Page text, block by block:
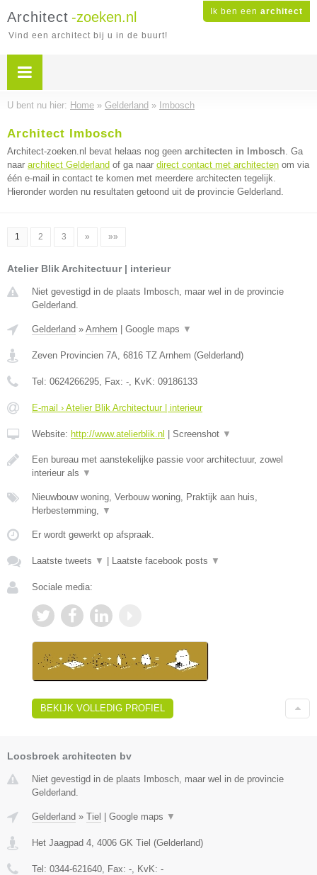
Ik ben een architect
Architect -zoeken.nl
Vind een architect bij u in de buurt!
U bent nu hier: Home » Gelderland » Imbosch
Architect Imbosch
Architect-zoeken.nl bevat helaas nog geen architecten in Imbosch. Ga
naar architect Gelderland of ga naar direct contact met architecten om via
één e-mail in contact te komen met meerdere architecten tegelijk.
Hieronder worden nu resultaten getoond uit de provincie Gelderland.
1 2 3 » »»
Atelier Blik Architectuur | interieur
Niet gevestigd in de plaats Imbosch, maar wel in de provincie
Gelderland.
Gelderland » Arnhem Google maps ▼
Zeven Provincien 7A, 6816 TZ Arnhem (Gelderland)
Tel: 0624266295, Fax: -, KvK: 09186133
E-mail › Atelier Blik Architectuur | interieur
Website: http://www.atelierblik.nl Screenshot ▼
Een bureau met aanstekelijke passie voor architectuur, zowel
interieur als ▼
Nieuwbouw woning, Verbouw woning, Praktijk aan huis,
Herbestemming, ▼
Er wordt gewerkt op afspraak.
Laatste tweets ▼ Laatste facebook posts ▼
Sociale media:
BEKIJK VOLLEDIG PROFIEL
Loosbroek architecten bv
Niet gevestigd in de plaats Imbosch, maar wel in de provincie
Gelderland.
Gelderland » Tiel | Google maps ▼
Het Jaagpad 4 4006 GK Tiel (Gelderland)
Tel: 0344-621640 , Fax: - , KvK: -